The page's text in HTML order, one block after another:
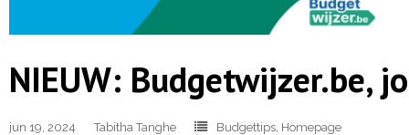
NIEUW: Budgetwijzer.be,
jun 19, 2024 Tabitha Tanghe Budgettips Homepage